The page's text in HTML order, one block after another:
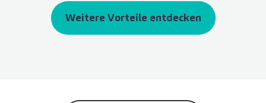
Weitere Vorteile entdecken